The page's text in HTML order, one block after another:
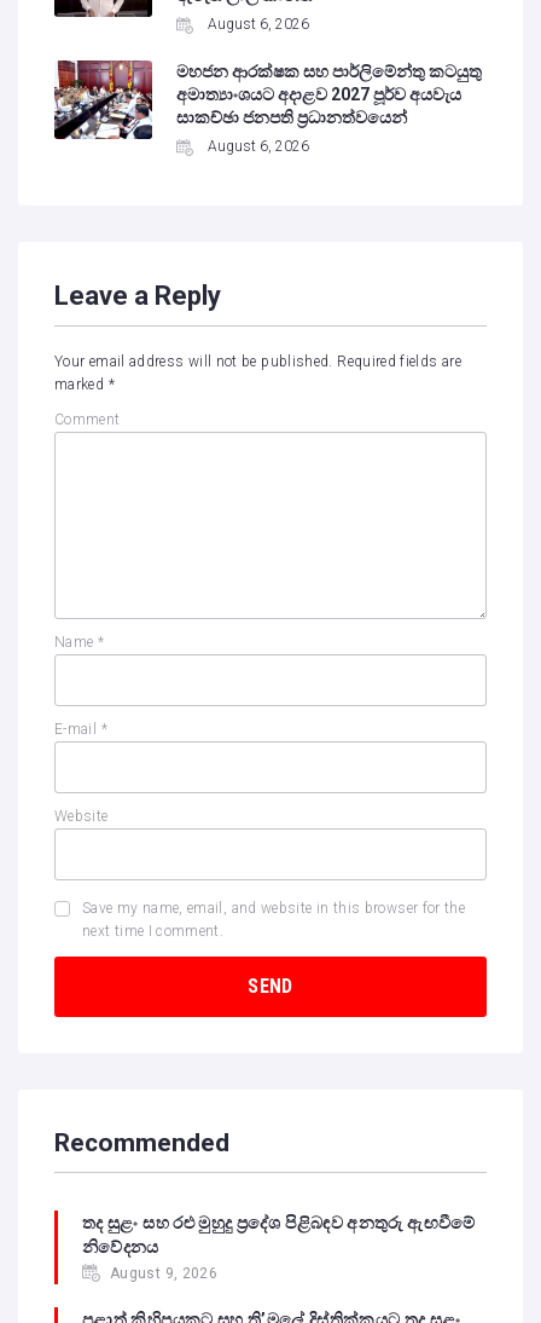
August 6, 2026
මහජන ආරක්ෂක සහ පාර්ලිමේන්තු කටයුතු
අමාත්‍යාංශයට අදාළව 2027 පූර්ව අයවැය
සාකච්ඡා ජනපති ප්‍රධානත්වයෙන්
August 6, 2026
Leave a Reply
Your email address will not be published.
Required fields are
marked *
Comment
Name *
E-mail *
Website
Save my name, email, and website in this browser for the
next time I comment.
Recommended
තද සුළං සහ රළු මුහුදු ප්‍රදේශ පිළිබඳව අනතුරු ඇඟවීමේ
නිවේදනය
August 9, 2026